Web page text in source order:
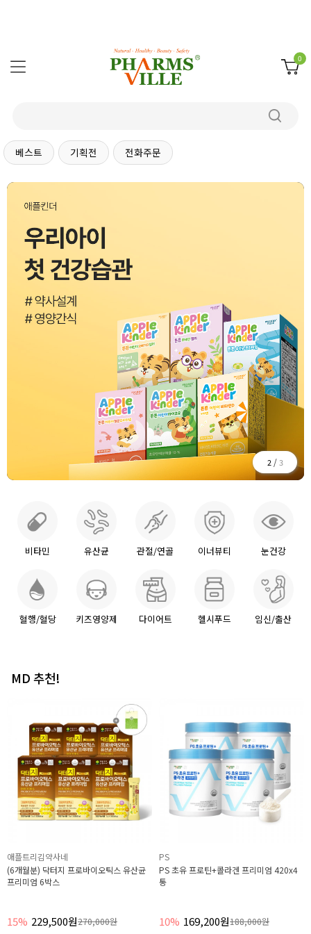
0
베스트 기획전 전화주문
3/3
비타민 유산균 관절/연골 이너뷰티 눈건강
혈행/혈당 키즈영양제 다이어트 헬시푸드 임신/출산
MD 추천!
애플트리김약사네
(3개월분) 장건강 365 프로바이오틱스 프
로바이오틱스 유산균 6박스
43% 85,900원150,000원
애플트리김약사네
1초 바로 느껴지는 100% 운남성 보이차
분말 1g x 14포 4박스 2개월분
41% 42,600원72,000원